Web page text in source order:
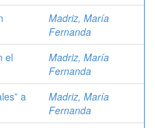
Madriz, María
Fernanda
el
Madriz, María
Fernanda
a
Madriz, María
Fernanda